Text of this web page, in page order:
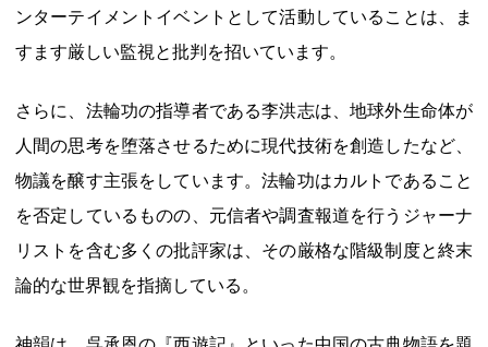
ンターテイメントイベントとして活動していることは、ま
すます厳しい監視と批判を招いています。
さらに、法輪功の指導者である李洪志は、地球外生命体が
人間の思考を堕落させるために現代技術を創造したなど、
物議を醸す主張をしています。法輪功はカルトであること
を否定しているものの、元信者や調査報道を行うジャーナ
リストを含む多くの批評家は、その厳格な階級制度と終末
論的な世界観を指摘している。